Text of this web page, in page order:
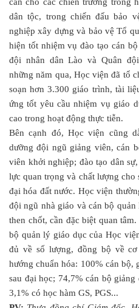
dân tộc, trong chiến đấu bảo
nghiệp xây dựng và bảo vệ Tổ
hiện tốt nhiệm vụ đào tạo cán
đội nhân dân Lào và Quân
những năm qua, Học viện đã tổ
soạn hơn 3.300 giáo trình, tài
ứng tốt yêu cầu nhiệm vụ giáo
cao trong hoạt động thực tiễn.
Bên cạnh đó, Học viện cũng
dưỡng đội ngũ giảng viên, cán
viên khởi nghiệp; đào tạo dân
lực quan trọng và chất lượng cho
đại hóa đất nước. Học viện
đội ngũ nhà giáo và cán bộ
then chốt, cần đặc biệt quan
bộ quản lý giáo dục của Học
đủ về số lượng, đồng bộ về
hướng chuẩn hóa: 100% cán
sau đại học; 74,7% cán bộ
3,1% có học hàm GS, PGS...